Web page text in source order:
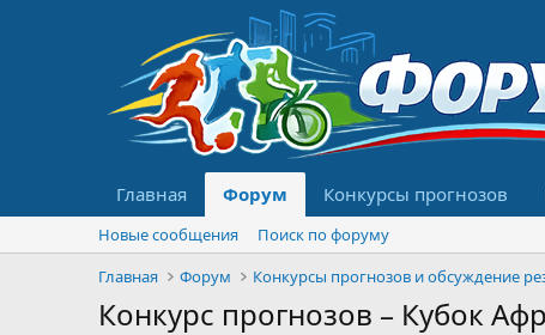
Главная Форум Конкурсы прогнозов
Новые сообщения
Поиск по форуму
Главная
Форум
Конкурс прогнозов – Кубок